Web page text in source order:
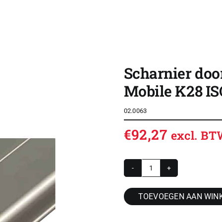
CONTACT
VACATURES
ACCOUNT / INLOG
WINKELWAGEN
Scharnier
Mobile K28
02.0063
€92,27 excl.
Scharnier
doorlopend
onder
TOEVOEGEN AAN